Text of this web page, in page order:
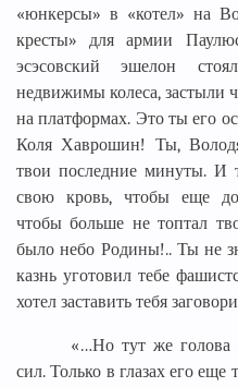
«юнкерсы» в «котел» на
кресты» для армии
эсэсовский эшелон
недвижимы колеса, застыли
на платформах. Это ты его
Коля Хаврошин! Ты,
твои последние минуты. И
свою кровь, чтобы еще
чтобы больше не топтал
было небо Родины!.. Ты не
казнь уготовил тебе
хотел заставить тебя
«…Но тут же голова
сил. Только в глазах его еще